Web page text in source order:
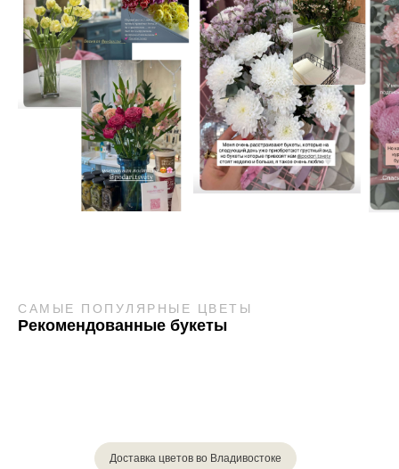
САМЫЕ ПОПУЛЯРНЫЕ ЦВЕТЫ
Рекомендованные букеты
Доставка цветов во Владивостоке